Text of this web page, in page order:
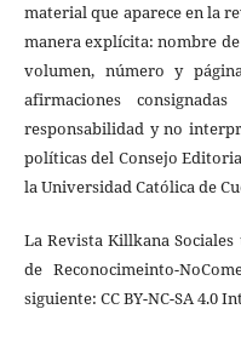
material que aparece en la
manera explícita: nombre
volumen, número y
afirmaciones
responsabilidad y no
políticas del Consejo
la Universidad Católica de
La Revista Killkana
de Reconocimeinto-
siguiente: CC BY-NC-SA 4.0